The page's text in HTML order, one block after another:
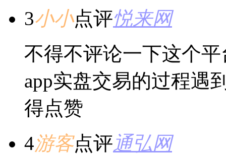
3小小点评悦来网
不得不评论一下这个
app实盘交易的过程遇
得点赞
4游客点评通弘网